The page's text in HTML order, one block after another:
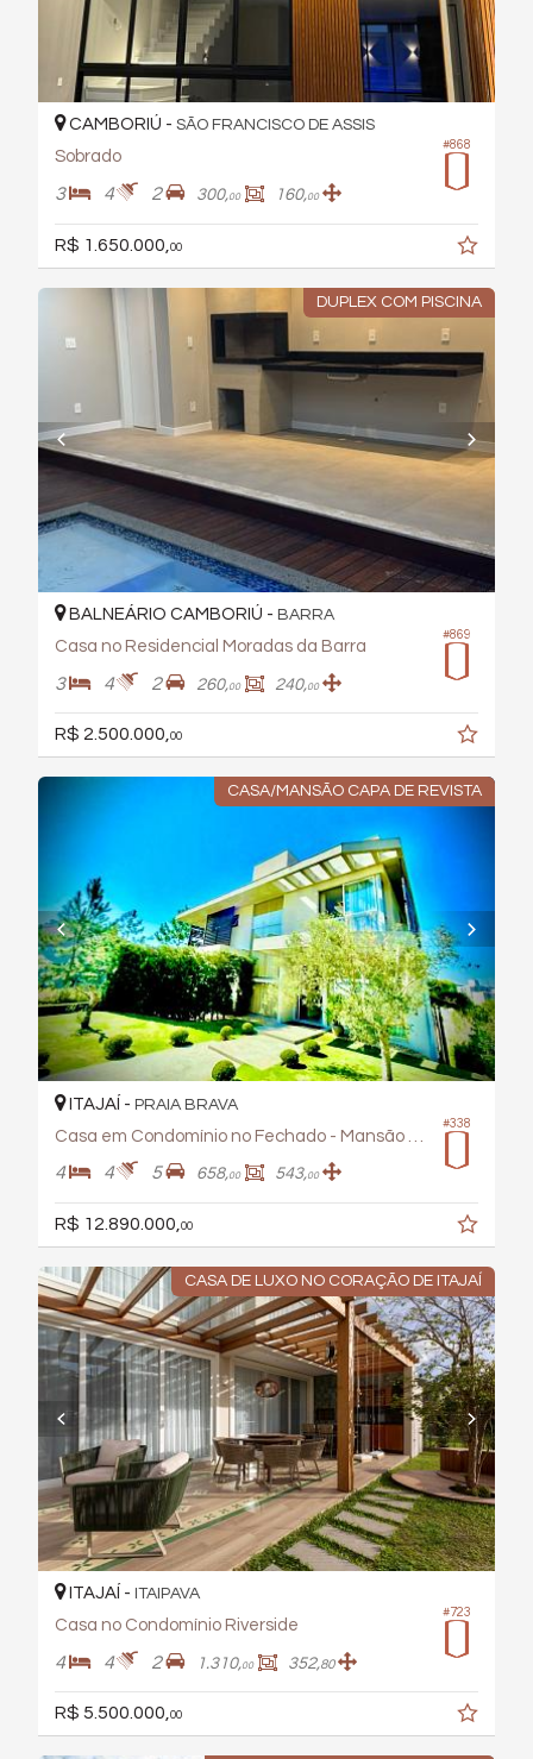
#868
CAMBORIÚ - SÃO FRANCISCO DE ASSIS
Sobrado
3 4 2 300,00 160,00
R$ 1.650.000, 00
DUPLEX COM PISCINA
#869
BALNEÁRIO CAMBORIÚ - BARRA
Casa no Residencial Moradas da Barra
3 4 2 260,00 240,00
R$ 2.500.000,00
CASA/MANSÃO CAPA DE REVISTA
#338
ITAJAÍ - PRAIA BRAVA
4 4 5 658,00 543,00
R$ 12.890.000, 00
CASA DE LUXO NO CORAÇÃO DE ITAJAÍ
#723
ITAJAÍ - ITAIPAVA
Casa no Condomínio Riverside
4 4 2 1.310,00 352,80
R$ 5.500.000, 00